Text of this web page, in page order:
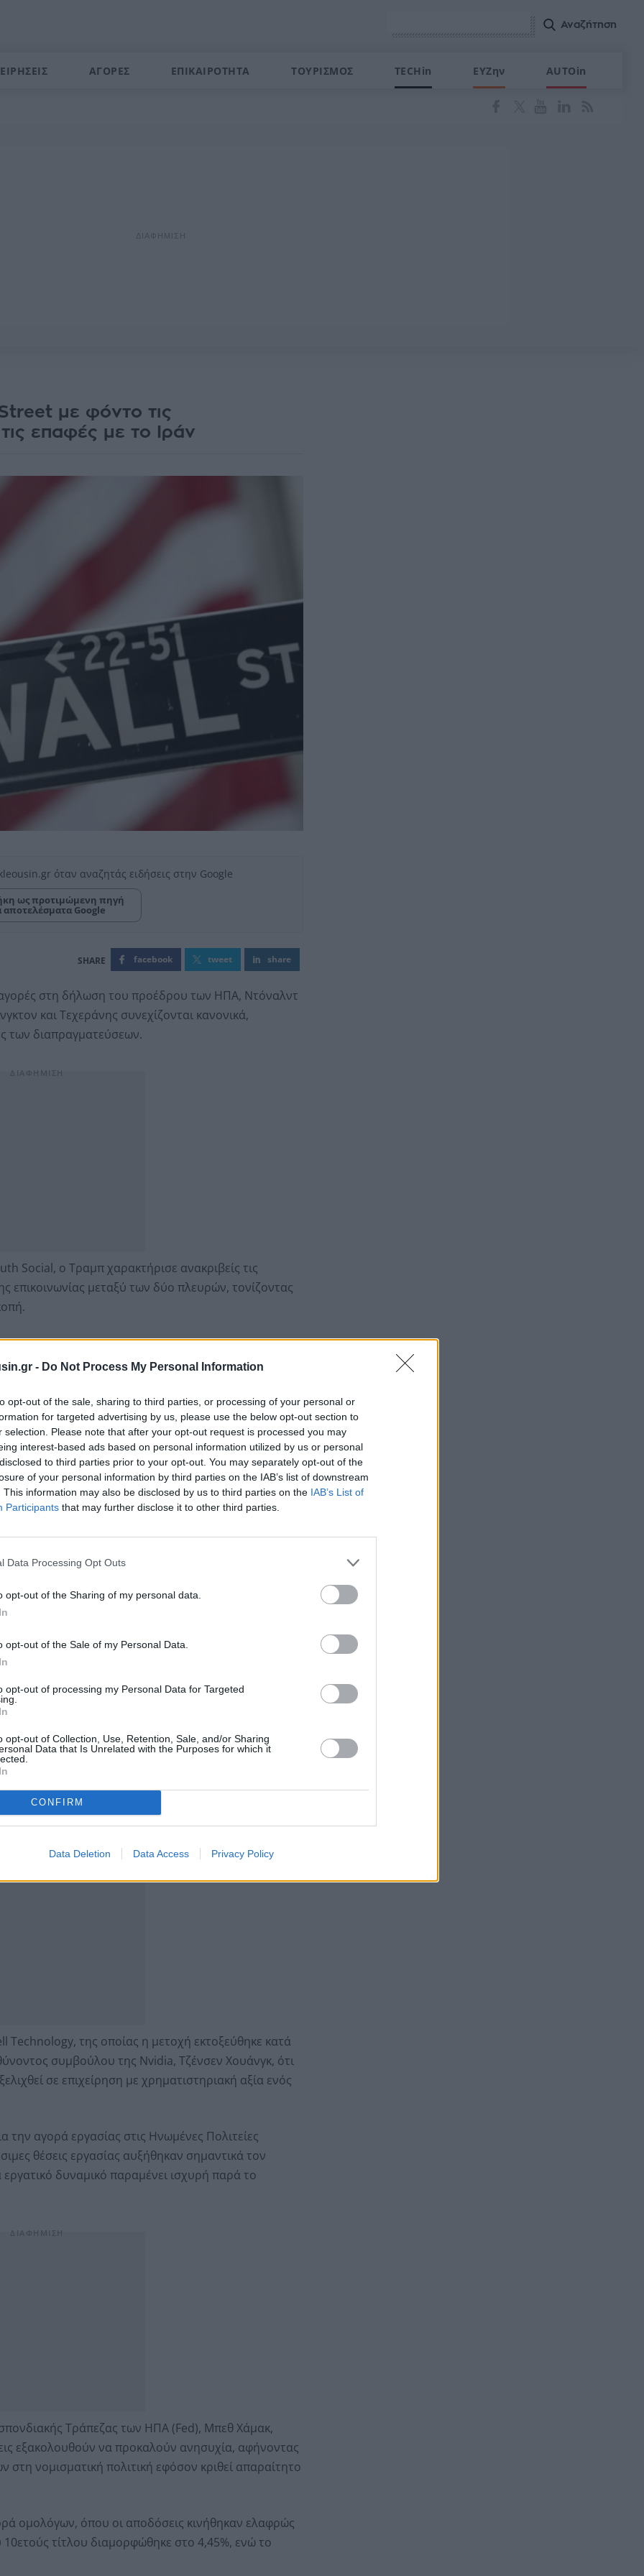
- Do Not Process My Personal Information
opt-out of the sale, sharing to third parties, or processing of your personal or
for targeted advertising by us, please use the below opt-out section to
selection. Please note that after your opt-out request is processed you may
interest-based ads based on personal information utilized by us or personal
to third parties prior to your opt-out. You may separately opt-out of the
of your personal information by third parties on the IAB’s list of downstream
This information may also be disclosed by us to third parties on the IAB’s List of
Participants that may further disclose it to other third parties.
Data Processing Opt Outs
opt-out of the Sharing of my personal data.
opt-out of the Sale of my Personal Data.
opt-out of processing my Personal Data for Targeted
opt-out of Collection, Use, Retention, Sale, and/or Sharing
Data that Is Unrelated with the Purposes for which it
CONFIRM
Data Deletion Data Access Privacy Policy
ΑΓΟΡΕΣ ΕΠΙΚΑΙΡΟΤΗΤΑ ΤΟΥΡΙΣΜΟΣ TECHin ΕΥΖην AUTOin
με φόντο τις
επαφές με το Ιράν
όταν αναζητάς ειδήσεις στην Google
ως προτιμώμενη πηγή
αποτελέσματα Google
facebook tweet share
αγορές στη δήλωση του προέδρου των ΗΠΑ, Ντόναλντ
και Τεχεράνης συνεχίζονται κανονικά,
των διαπραγματεύσεων.
Social, ο Τραμπ χαρακτήρισε ανακριβείς τις
επικοινωνίας μεταξύ των δύο πλευρών, τονίζοντας
δείκτες της Wall Street σε νέα ιστορικά υψηλά
προσθέτοντας 229 μονάδες και φτάνοντας τις
0,13% στις 7.609 μονάδες, ενώ ο Nasdaq κατέγραψε
μονάδες.
κινήθηκαν ανοδικά, με το Brent να ξεπερνά τα 96
WTI να πλησιάζει τα 94 δολάρια. Παράλληλα, ο
το ενδιαφέρον των επενδυτών ως ασφαλές
μέτωπο. Η Alphabet ανακοίνωσε σχέδιο
μέσω έκδοσης νέων μετοχών, με στόχο τη
τεχνητή νοημοσύνη. Σύμφωνα με πληροφορίες,
από την Berkshire Hathaway, η οποία έχει αυξήσει
Technology, της οποίας η μετοχή εκτοξεύθηκε κατά
συμβούλου της Nvidia, Τζένσεν Χουάνγκ, ότι
σε επιχείρηση με χρηματιστηριακή αξία ενός
την αγορά εργασίας στις Ηνωμένες Πολιτείες
θέσεις εργασίας αυξήθηκαν σημαντικά τον
δυναμικό παραμένει ισχυρή παρά το
Τράπεζας των ΗΠΑ (Fed), Μπεθ Χάμακ,
εξακολουθούν να προκαλούν ανησυχία, αφήνοντας
νομισματική πολιτική εφόσον κριθεί απαραίτητο
ομολόγων, όπου οι αποδόσεις κινήθηκαν ελαφρώς
τίτλου διαμορφώθηκε στο 4,45%, ενώ το